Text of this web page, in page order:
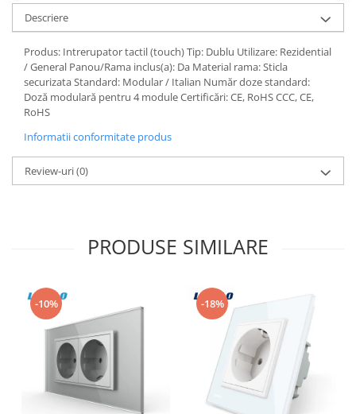
Gama Legrand Niloe
Panasonic Arkedia Slim
Aparataj Modular
Bticino Living NOW
Bticino AXOLUTE AIR
Gama Gewiss System
Gama Matix Bticino
Legrand Mosaic
Doze de Pardoseala
Iluminat Interior
Spoturi LED
Panouri LED
Lampi de Birou
Lampadare
Lustre
Descriere
Produs: Intrerupator tactil (touch) Tip: Dublu Utilizare: Rezidential
/ General Panou/Rama inclus(a): Da Material rama: Sticla
securizata Standard: Modular / Italian Număr doze standard:
Doză modulară pentru 4 module Certificări: CE, RoHS CCC, CE,
RoHS
Informatii conformitate produs
Review-uri(0)
PRODUSE SIMILARE
-10% -18%